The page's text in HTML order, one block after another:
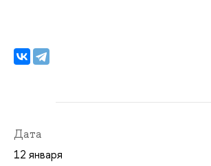
Дата
12 января